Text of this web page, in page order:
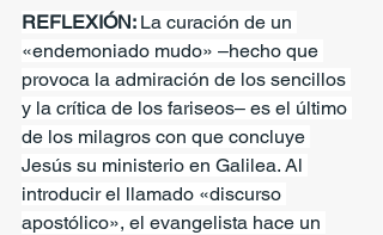
REFLEXIÓN: La curación de un
«endemoniado mudo» –hecho que
provoca la admiración de los sencillos
y la crítica de los fariseos– es el último
de los milagros con que concluye
Jesús su ministerio en Galilea. Al
introducir el llamado «discurso
apostólico», el evangelista hace un